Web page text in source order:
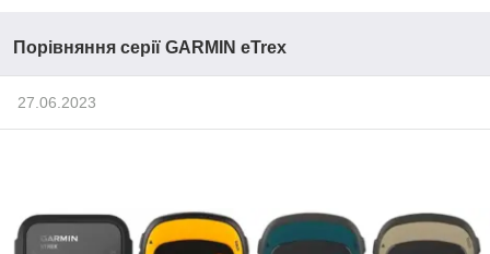
Порівняння серії GARMIN eTrex
27.06.2023